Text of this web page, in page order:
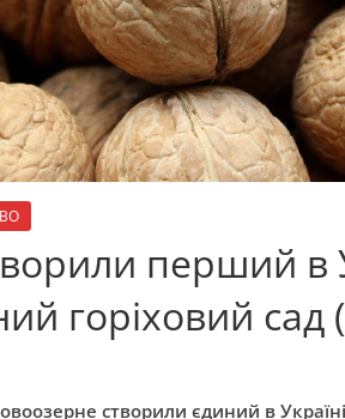
перший в
горіховий
створили єдиний в